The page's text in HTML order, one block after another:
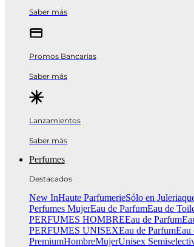
Saber más
Promos Bancarias
Saber más
Lanzamientos
Saber más
Perfumes
Destacados
New InHaute ParfumerieSólo en
Perfumes MujerEau de ParfumEau de
PERFUMES HOMBREEau de Parfum
PERFUMES UNISEXEau de ParfumEau
PremiumHombreMujerUnisex